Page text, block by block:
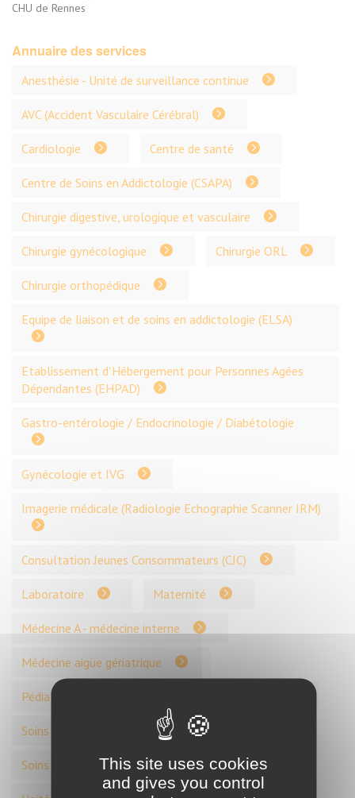
CHU de Rennes
Annuaire des services
Anesthésie - Unité de surveillance continue
AVC (Accident Vasculaire Cérébral)
Cardiologie Centre de santé
Centre de Soins en Addictologie (CSAPA)
Chirurgie digestive, urologique et vasculaire
Chirurgie gynécologique Chirurgie ORL
Chirurgie orthopédique
Equipe de liaison et de soins en addictologie (ELSA)
Etablissement d'Hébergement pour Personnes Agées
Dépendantes (EHPAD)
Gastro-entérologie / Endocrinologie / Diabétologie
Gynécologie et IVG
Imagerie médicale (Radiologie Echographie Scanner IRM)
Consultation Jeunes Consommateurs (CJC)
Laboratoire Maternité
Médecine A - médecine interne
Médecine aigüe gériatrique
Pédiatrie-Néonatologie
Soins Médicaux et de Réadaptation
Soins Palliatifs Unité ambulatoire
This site uses cookies
and gives you control